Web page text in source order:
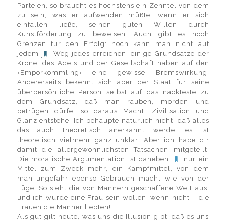
Parteien, so braucht es höchstens ein Zehntel von dem
zu sein, was er aufwenden müßte, wenn er sich
einfallen ließe, seinen guten Willen durch
Kunstförderung zu beweisen. Auch gibt es noch
Grenzen für den Erfolg: noch kann man nicht auf
jedem
Weg jedes erreichen; einige Grundsätze der
Krone, des Adels und der Gesellschaft haben auf den
›Emporkömmling‹ eine gewisse Bremswirkung.
Andererseits bekennt sich aber der Staat für seine
überpersönliche Person selbst auf das nackteste zu
dem Grundsatz, daß man rauben, morden und
betrügen dürfe, so daraus Macht, Zivilisation und
Glanz entstehe. Ich behaupte natürlich nicht, daß alles
das auch theoretisch anerkannt werde, es ist
theoretisch vielmehr ganz unklar. Aber ich habe dir
damit die allergewöhnlichsten Tatsachen mitgeteilt.
Die moralische Argumentation ist daneben
nur ein
Mittel zum Zweck mehr, ein Kampfmittel, von dem
man ungefähr ebenso Gebrauch macht wie von der
Lüge. So sieht die von Männern geschaffene Welt aus,
und ich würde eine Frau sein wollen, wenn nicht – die
Frauen die Männer liebten!
Als gut gilt heute, was uns die Illusion gibt, daß es uns